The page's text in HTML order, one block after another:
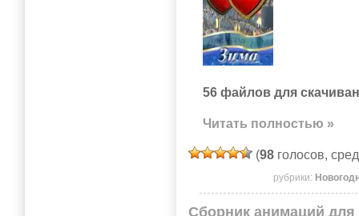
56 файлов для
Читать полностью »
(98 голосов,
рубрики:
Сборник анимаций